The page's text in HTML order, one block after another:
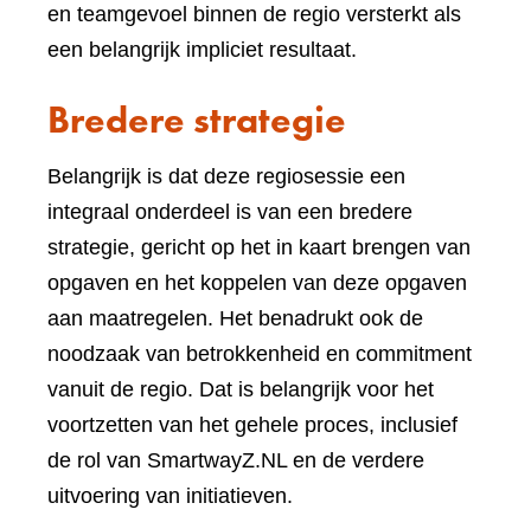
en teamgevoel binnen de regio versterkt als
een belangrijk impliciet resultaat.
Bredere strategie
Belangrijk is dat deze regiosessie een
integraal onderdeel is van een bredere
strategie, gericht op het in kaart brengen van
opgaven en het koppelen van deze opgaven
aan maatregelen. Het benadrukt ook de
noodzaak van betrokkenheid en commitment
vanuit de regio. Dat is belangrijk voor het
voortzetten van het gehele proces, inclusief
de rol van SmartwayZ.NL en de verdere
uitvoering van initiatieven.